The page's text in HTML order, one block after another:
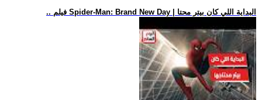
.. فيلم Spider-Man: Brand New Day | البداية اللي كان بيتر محتا